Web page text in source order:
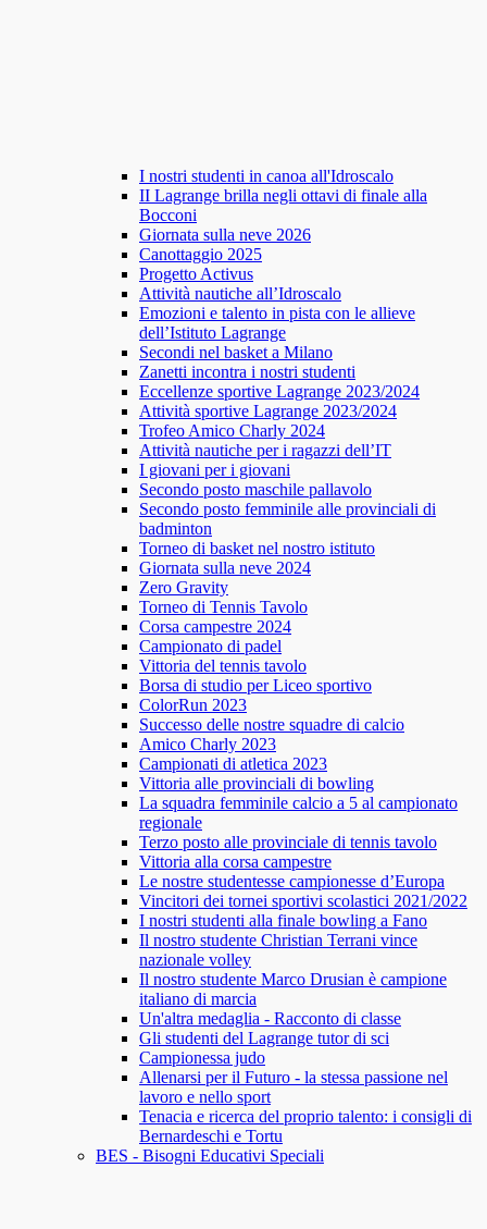
I nostri studenti in canoa all'Idroscalo
II Lagrange brilla negli ottavi di finale alla
Bocconi
Giornata sulla neve 2026
Canottaggio 2025
Progetto Activus
Attività nautiche all’Idroscalo
Emozioni e talento in pista con le allieve
dell’Istituto Lagrange
Secondi nel basket a Milano
Zanetti incontra i nostri studenti
Eccellenze sportive Lagrange 2023/2024
Attività sportive Lagrange 2023/2024
Trofeo Amico Charly 2024
Attività nautiche per i ragazzi dell’IT
I giovani per i giovani
Secondo posto maschile pallavolo
Secondo posto femminile alle provinciali di
badminton
Torneo di basket nel nostro istituto
Giornata sulla neve 2024
Zero Gravity
Torneo di Tennis Tavolo
Corsa campestre 2024
Campionato di padel
Vittoria del tennis tavolo
Borsa di studio per Liceo sportivo
ColorRun 2023
Successo delle nostre squadre di calcio
Amico Charly 2023
Campionati di atletica 2023
Vittoria alle provinciali di bowling
La squadra femminile calcio a 5 al campionato
regionale
Terzo posto alle provinciale di tennis tavolo
Vittoria alla corsa campestre
Le nostre studentesse campionesse d’Europa
Vincitori dei tornei sportivi scolastici 2021/2022
I nostri studenti alla finale bowling a Fano
Il nostro studente Christian Terrani vince
nazionale volley
Il nostro studente Marco Drusian è campione
italiano di marcia
Un'altra medaglia - Racconto di classe
Gli studenti del Lagrange tutor di sci
Campionessa judo
Allenarsi per il Futuro - la stessa passione nel
lavoro e nello sport
Tenacia e ricerca del proprio talento: i consigli di
Bernardeschi e Tortu
BES - Bisogni Educativi Speciali